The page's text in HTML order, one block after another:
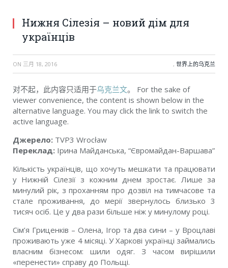
Нижня Сілезія – новий дім для
українців
ON 三月 18, 2016 , 世界上的乌克兰
对不起，此内容只适用于乌克兰文。 For the sake of
viewer convenience, the content is shown below in the
alternative language. You may click the link to switch the
active language.
Джерело: TVP3 Wrocław
Переклад: Ірина Майданська, “Євромайдан-Варшава”
Кількість українців, що хочуть мешкати та працювати
у Нижній Сілезії з кожним днем зростає. Лише за
минулий рік, з проханням про дозвіл на тимчасове та
стале проживання, до мерії звернулось близько 3
тисяч осіб. Це у два рази більше ніж у минулому році.
Сім’я Гриценків – Олена, Ігор та два сини – у Вроцлаві
проживають уже 4 місяці. У Харкові українці займались
власним бізнесом: шили одяг. З часом вирішили
«перенести» справу до Польщі.